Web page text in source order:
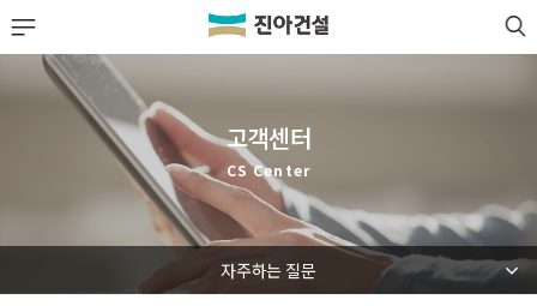
JOIN
회사소개
공사·입주 단지
고객센터
CS Center
자주하는 질문